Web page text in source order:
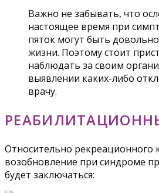
Важно не забывать, что
настоящее время при
пяток могут быть
жизни. Поэтому стоит
наблюдать за своим
выявлении каких-либо
врачу.
Относительно рекреационного
возобновление при синдроме
будет заключаться: